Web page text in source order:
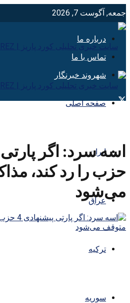
جمعه, آگوست 7, 2026
درباره ما
تماس با ما
شهروند خبرنگار
صفحه اصلی
ایران
عراق
ترکیه
سوریه
حزب را رد کند،
می‌شود